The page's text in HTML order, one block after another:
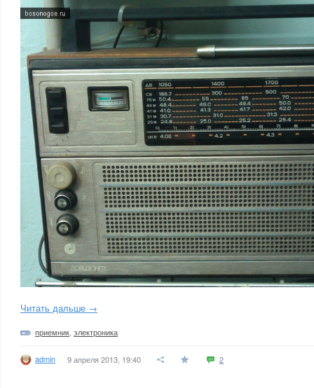
Читать дальше →
приемник электроника
admin 9 апреля 2013, 19:40 2